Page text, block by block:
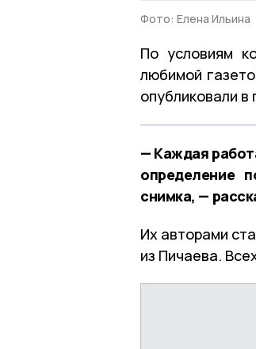
Фото: Елена Ильина
По условиям
любимой
опубликовали в
— Каждая
определение
снимка, —
Их авторами
из Пичаева.